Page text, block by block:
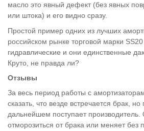
масло это явный дефект (без явных
или штока) и его видно сразу.
Простой пример одних из лучших
российском рынке торговой марки SS20
гидравлические и они единственные
Круто, не правда ли?
Отзывы
За весь период работы с
сказать, что везде встречается брак, но
дальнейшем поступает производитель.
отморозиться от брака или меняет